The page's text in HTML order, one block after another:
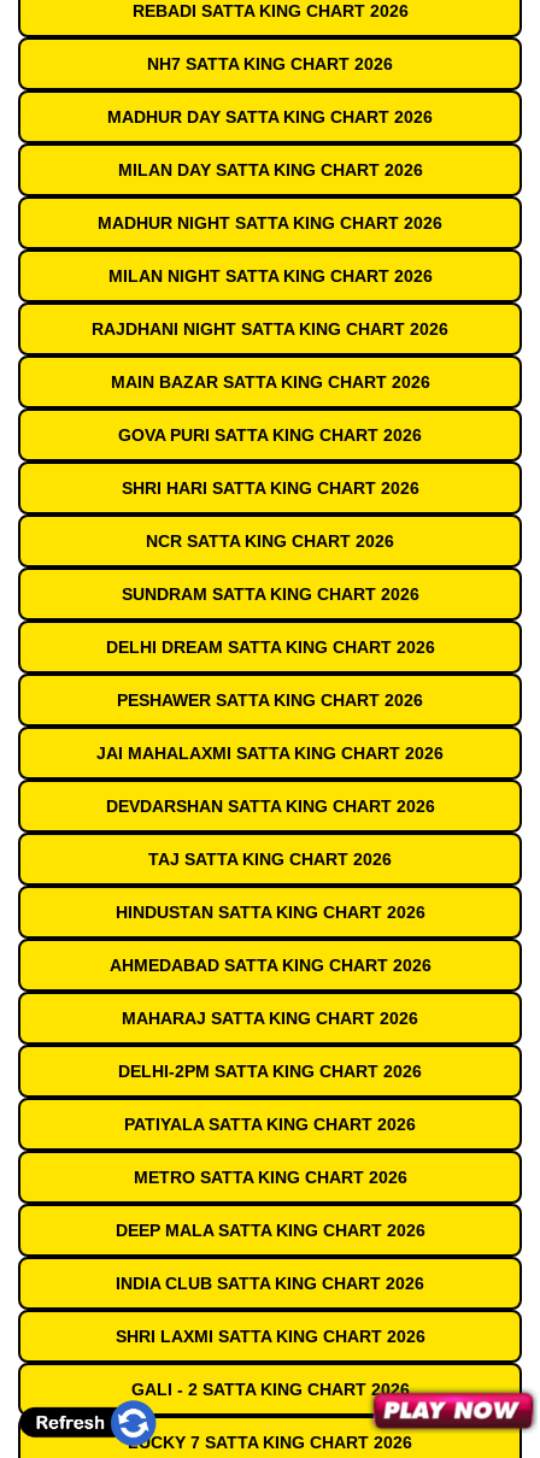
REBADI SATTA KING CHART 2026
NH7 SATTA KING CHART 2026
MADHUR DAY SATTA KING CHART 2026
MILAN DAY SATTA KING CHART 2026
MADHUR NIGHT SATTA KING CHART 2026
MILAN NIGHT SATTA KING CHART 2026
RAJDHANI NIGHT SATTA KING CHART 2026
MAIN BAZAR SATTA KING CHART 2026
GOVA PURI SATTA KING CHART 2026
SHRI HARI SATTA KING CHART 2026
NCR SATTA KING CHART 2026
SUNDRAM SATTA KING CHART 2026
DELHI DREAM SATTA KING CHART 2026
PESHAWER SATTA KING CHART 2026
JAI MAHALAXMI SATTA KING CHART 2026
DEVDARSHAN SATTA KING CHART 2026
TAJ SATTA KING CHART 2026
HINDUSTAN SATTA KING CHART 2026
AHMEDABAD SATTA KING CHART 2026
MAHARAJ SATTA KING CHART 2026
DELHI-2PM SATTA KING CHART 2026
PATIYALA SATTA KING CHART 2026
METRO SATTA KING CHART 2026
DEEP MALA SATTA KING CHART 2026
INDIA CLUB SATTA KING CHART 2026
SHRI LAXMI SATTA KING CHART 2026
GALI - 2 SATTA KING CHART 2026
LUCKY 7 SATTA KING CHART 2026